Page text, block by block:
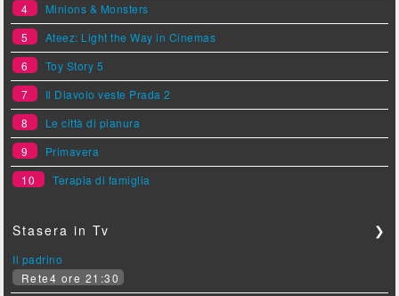
4
Minions & Monsters
5
Ateez: Light the Way in Cinemas
6
Toy Story 5
7
Il Diavolo veste Prada 2
8
Le città di pianura
9
Primavera
10
Terapia di famiglia
Stasera in Tv ❯
Il padrino
Rete4 ore 21:30